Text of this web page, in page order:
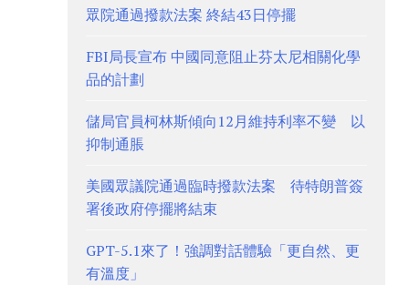
眾院通過撥款法案 終結43日停擺
FBI局長宣布 中國同意阻止芬太尼相關化學
品的計劃
儲局官員柯林斯傾向12月維持利率不變 以
抑制通脹
美國眾議院通過臨時撥款法案 待特朗普簽
署後政府停擺將結束
GPT-5.1來了！強調對話體驗「更自然、更
有溫度」